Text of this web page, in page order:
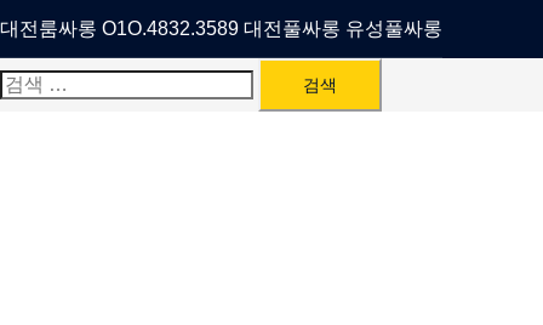
대전룸싸롱 O1O.4832.3589 대전풀싸롱 유성풀싸롱
검